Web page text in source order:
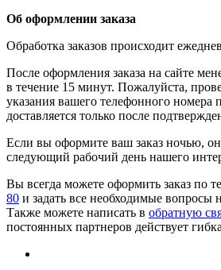
Об оформлении заказа
Обработка заказов происходит
После оформления заказа на сайте
в течение 15 минут. Пожалуйста,
указания вашего телефонного номера
доставляется только после
Если вы оформите ваш заказ ночью, он
следующий рабочий день нашего
Вы всегда можете оформить заказ по
80 и задать все необходимые
Также можете написать в обратную
постоянных партнеров действует